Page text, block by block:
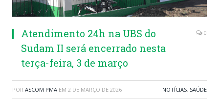
Atendimento 24h na UBS do
Sudam II será encerrado nesta
terça-feira, 3 de março
0
POR ASCOM PMA EM 2 DE MARÇO DE 2026 NOTÍCIAS, SAÚDE